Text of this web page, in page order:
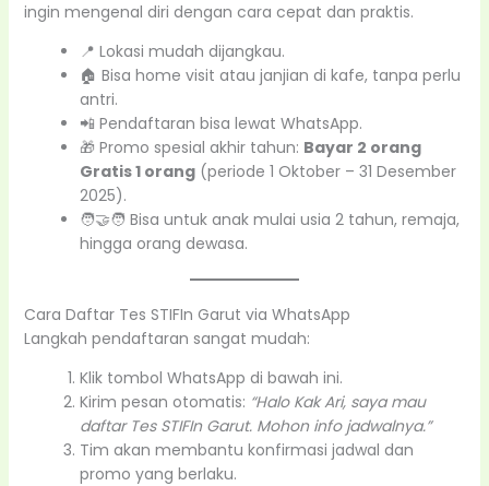
ingin mengenal diri dengan cara cepat dan praktis.
📍 Lokasi mudah dijangkau.
🏠 Bisa home visit atau janjian di kafe, tanpa perlu
antri.
📲 Pendaftaran bisa lewat WhatsApp.
🎁 Promo spesial akhir tahun: Bayar 2 orang
Gratis 1 orang(periode 1 Oktober – 31 Desember
2025).
🧑‍🤝‍🧑 Bisa untuk anak mulai usia 2 tahun, remaja,
hingga orang dewasa.
Cara Daftar Tes STIFIn Garut via WhatsApp
Langkah pendaftaran sangat mudah:
Klik tombol WhatsApp di bawah ini.
Kirim pesan otomatis: “Halo Kak Ari, saya mau
daftar Tes STIFIn Garut. Mohon info jadwalnya.”
Tim akan membantu konfirmasi jadwal dan
promo yang berlaku.